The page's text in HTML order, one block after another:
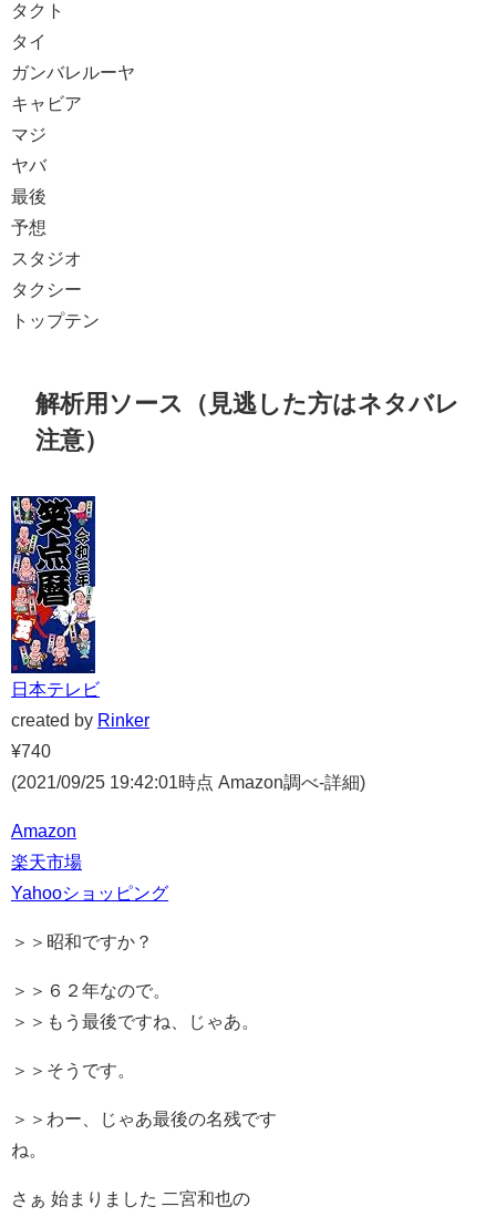
タクト
タイ
ガンバレルーヤ
キャビア
マジ
ヤバ
最後
予想
スタジオ
タクシー
トップテン
解析用ソース（見逃した方はネタバレ
注意）
日本テレビ
created by Rinker
¥740
(2021/09/25 19:42:01時点 Amazon調べ-詳細)
Amazon
楽天市場
Yahooショッピング
＞＞昭和ですか？
＞＞６２年なので。
＞＞もう最後ですね、じゃあ。
＞＞そうです。
＞＞わー、じゃあ最後の名残です
ね。
さぁ 始まりました 二宮和也の